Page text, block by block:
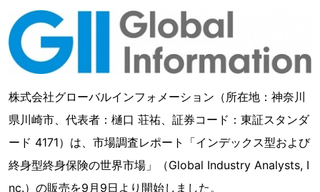
株式会社グローバルインフォメーション（所在地：神奈川
県川崎市、代表者：樋口 荘祐、証券コード：東証スタンダ
ード 4171）は、市場調査レポート「インデックス型および
終身型終身保険の世界市場」（Global Industry Analysts, I
nc.）の販売を9月9日より開始しました。